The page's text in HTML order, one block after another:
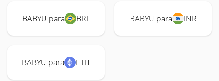
BABYU para BRL BABYU para INR
BABYU para ETH